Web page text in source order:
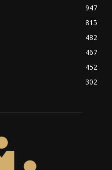
947
815
482
467
452
302